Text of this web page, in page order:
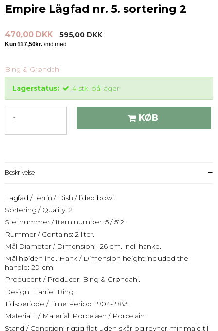
Empire Lågfad nr. 5. sortering 2
470,00 DKK 595,00 DKK
Bing & Grøndahl
Lagerstatus: 4 stk. på lager
KØB
Beskrivelse
Lågfad / Terrin / Dish / lided bowl.
Sortering / Quality: 2.
Stel nummer / Item number: 5 / 512.
Rummer / Contains: 2 liter.
Mål Diameter / Dimension: 26 cm. incl. hanke.
Mål højden incl. Hank / Dimension height included the
handle: 20 cm.
Producent / Producer: Bing & Grøndahl.
Design: Harriet Bing.
Tidsperiode / Time Period: 1904-1983.
MaterialE / Material: Porcelæn / Porcelain.
Stand / Condition: rigtig flot uden skår og revner minimale til